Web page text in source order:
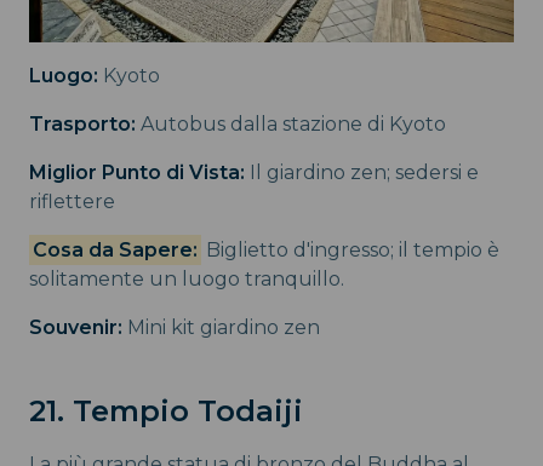
Luogo: Kyoto
Trasporto: Autobus dalla stazione di Kyoto
Miglior Punto di Vista:
Il giardino zen; sedersi e
riflettere
Cosa da Sapere: Biglietto d'ingresso; il tempio è
solitamente un luogo tranquillo.
Souvenir: Mini kit giardino zen
21. Tempio Todaiji